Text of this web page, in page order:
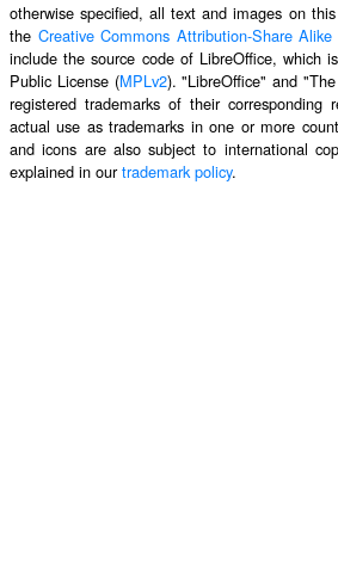
otherwise specified, all text and images on
the Creative Commons Attribution-Share
include the source code of LibreOffice, which
Public License (MPLv2). "LibreOffice" and
registered trademarks of their corresponding
actual use as trademarks in one or more
and icons are also subject to international
explained in ourtrademark policy.